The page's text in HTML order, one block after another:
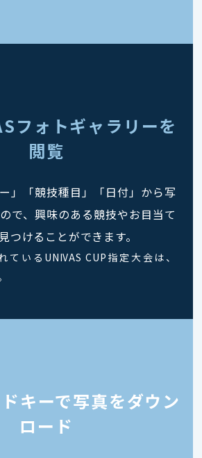
フォトギャラリーを
閲覧
」「競技種目」「日付」から写
で、興味のある競技やお目当て
つけることができます。
ているUNIVAS CUP指定大会は、
キーで写真をダウン
ロード